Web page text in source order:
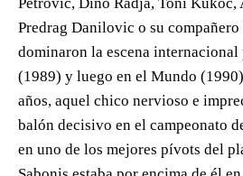
Predrag Danilovic o su compañero
dominaron la escena internacional
(1989) y luego en el Mundo
años, aquel chico nervioso e
balón decisivo en el campeonato
en uno de los mejores pívots del